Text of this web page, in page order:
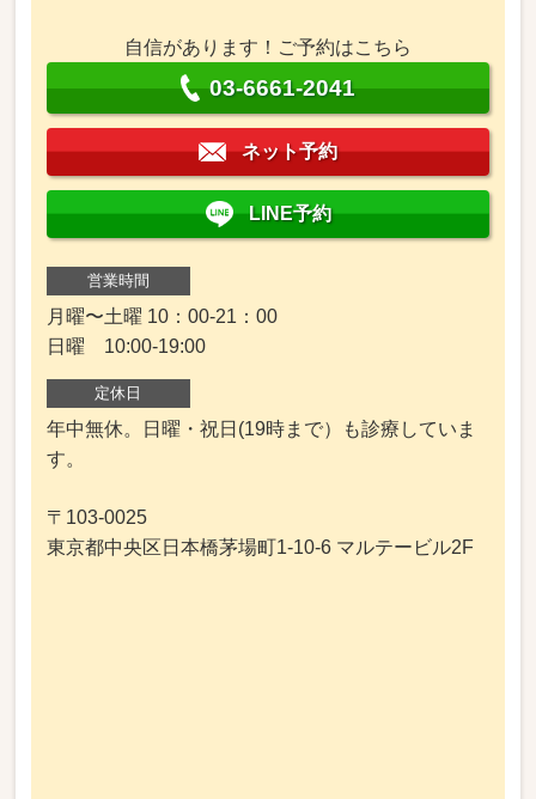
自信があります！ご予約はこちら
03-6661-2041
ネット予約
LINE予約
営業時間
月曜〜土曜 10：00-21：00
日曜 10:00-19:00
定休日
年中無休。日曜・祝日(19時まで）も診療していま
す。
〒103-0025
東京都中央区日本橋茅場町1-10-6 マルテービル2F